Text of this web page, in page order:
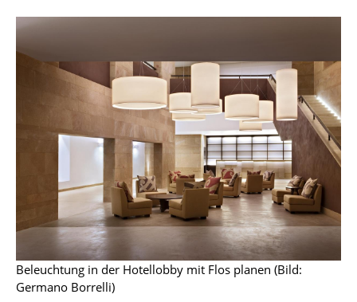
Konferenztische
Kindertische
Gartentische
Servierwagen
Einzelteile
... alle Tische
Aufbewahren
Regale & Schränke
Beleuchtung in der Hotellobby mit Flos planen (Bild:
Germano Borrelli)